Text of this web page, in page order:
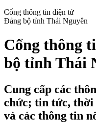
Cổng thông tin điện tử
Đảng bộ tỉnh Thái Nguyên
Cổng thông
bộ tỉnh Thái
Cung cấp các
chức; tin tức,
và các thông tin